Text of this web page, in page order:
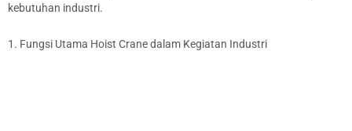
kebutuhan industri.
1. Fungsi Utama Hoist Crane dalam Kegiatan Industri